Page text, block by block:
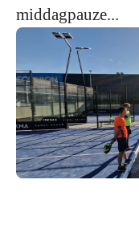
middagpauze...